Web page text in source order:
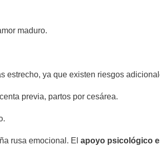
maduro.
estrecho, ya que existen riesgos
previa, partos por cesárea.
rusa emocional. El apoyo psicológico